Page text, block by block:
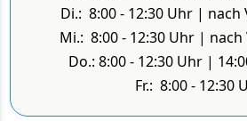
Di.: 8:00 - 12:30 Uhr |
Mi.: 8:00 - 12:30 Uhr |
Do.: 8:00 - 12:30 Uhr |
Fr.: 8:00 - 12:30